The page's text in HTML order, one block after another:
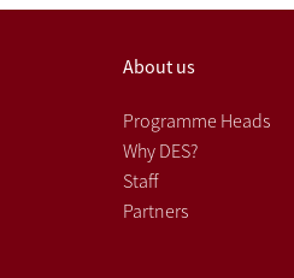
About us
Programme Heads
Why DES?
Staff
Partners